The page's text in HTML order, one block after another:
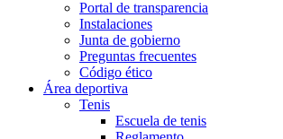
Portal de transparencia
Instalaciones
Junta de gobierno
Preguntas frecuentes
Código ético
Área deportiva
Tenis
Escuela de tenis